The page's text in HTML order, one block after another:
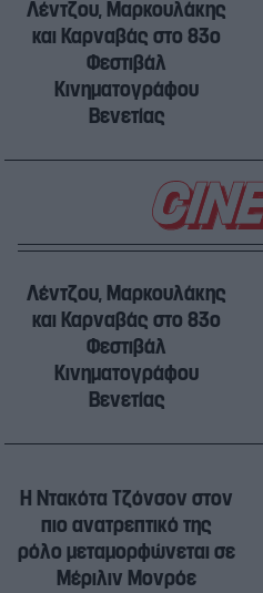
Λέντζου, Μαρκουλάκης
και Καρναβάς στο 83ο
Φεστιβάλ
Κινηματογράφου
Βενετίας
Λέντζου, Μαρκουλάκης
και Καρναβάς στο 83ο
Φεστιβάλ
Κινηματογράφου
Βενετίας
Η Ντακότα Τζόνσον στον
πιο ανατρεπτικό της
ρόλο μεταμορφώνεται σε
Μέριλιν Μονρόε